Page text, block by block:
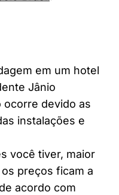
em um hotel
Jânio
ocorre devido as
instalações e
você tiver, maior
preços ficam a
acordo com